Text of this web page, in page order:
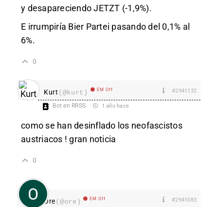
y desapareciendo JETZT (-1,9%).
E irrumpiría Bier Partei pasando del 0,1% al
6%.
0
Kurt (@kurt) EM Off #2941132
Bot en RRSS 1 año hace
como se han desinflado los neofascistos
austriacos ! gran noticia
0
Ore(@ore) EM Off #2941083